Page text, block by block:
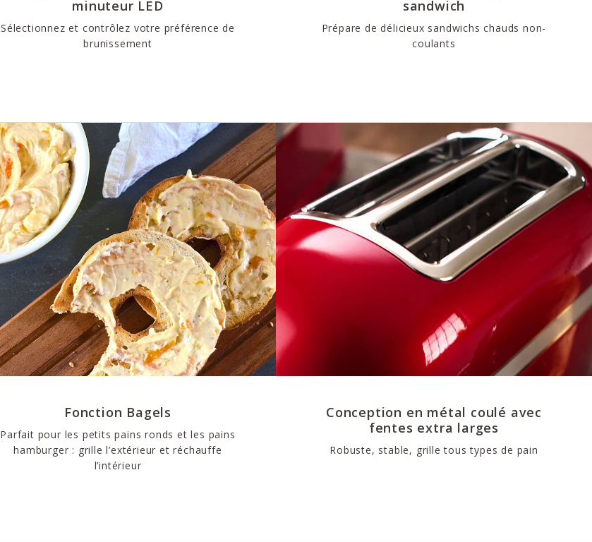
minuteur LED
Sélectionnez et contrôlez votre préférence de
brunissement
sandwich
Prépare de délicieux sandwichs chauds non-
coulants
Fonction Bagels
Parfait pour les petits pains ronds et les pains
hamburger : grille l’extérieur et réchauffe
l’intérieur
Conception en métal coulé avec
fentes extra larges
Robuste, stable, grille tous types de pain